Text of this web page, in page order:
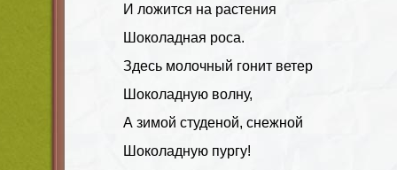
И ложится на растения
Шоколадная роса.
Здесь молочный гонит ветер
Шоколадную волну,
А зимой студеной, снежной
Шоколадную пургу!